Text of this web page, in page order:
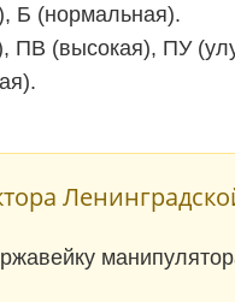
Б (нормальная).
ПВ (высокая), ПУ